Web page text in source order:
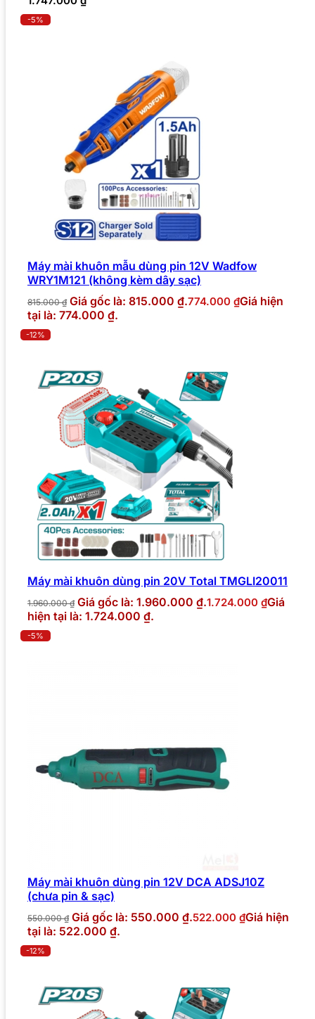
-5%
Máy mài khuôn mẫu dùng pin 12V Wadfow
WRY1M121 (không kèm dây sạc)
815.000₫ Giá gốc là: 815.000 ₫.774.000 ₫Giá hiện
tại là: 774.000 ₫.
-12%
Máy mài khuôn dùng pin 20V Total TMGLI20011
1.960.000₫ Giá gốc là: 1.960.000 ₫.1.724.000 ₫Giá
hiện tại là: 1.724.000 ₫.
-5%
Máy mài khuôn dùng pin 12V DCA ADSJ10Z
(chưa pin & sạc)
550.000₫ Giá gốc là: 550.000 ₫.522.000 ₫Giá hiện
tại là: 522.000 ₫.
-12%